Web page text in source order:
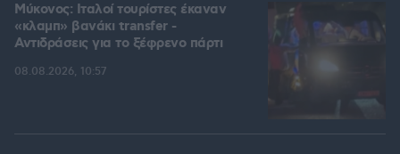
Μύκονος: Ιταλοί τουρίστες έκαναν
«κλαμπ» βανάκι transfer -
Αντιδράσεις για το ξέφρενο πάρτι
08.08.2026, 10:57